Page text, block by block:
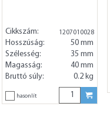
Cikkszám: 1207010028
Hosszúság:
50 mm
Szélesség:
35 mm
Magasság:
40 mm
Bruttó súly:
0.2 kg
hasonlít